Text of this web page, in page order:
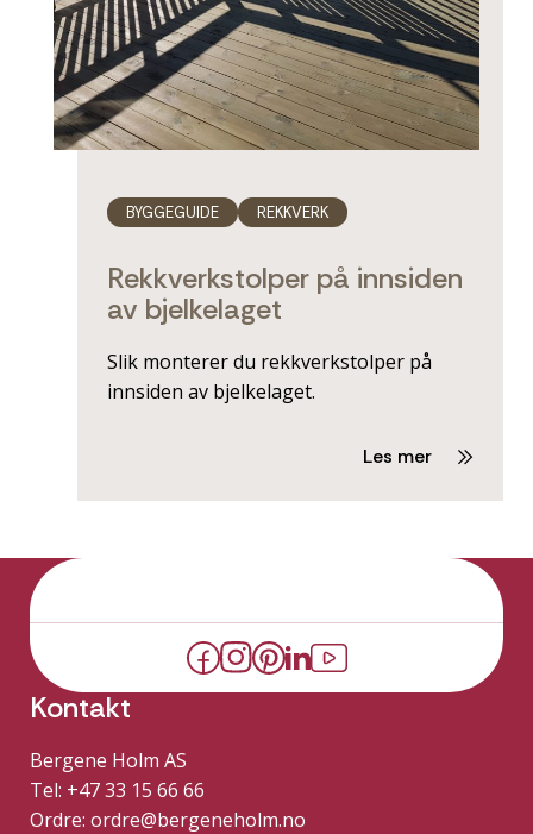
BYGGEGUIDE REKKVERK
Rekkverkstolper på innsiden
av bjelkelaget
Slik monterer du rekkverkstolper på
innsiden av bjelkelaget.
Les mer
Kontakt
Bergene Holm AS
Tel: +47 33 15 66 66
Ordre: ordre@bergeneholm.no